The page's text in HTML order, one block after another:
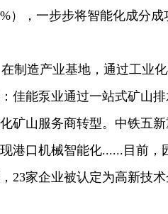
），一步步将智能化成分
制造产业基地，通过工业
佳能泵业通过一站式矿山
矿山服务商转型。中铁五
港口机械智能化......目前，
23家企业被认定为高新技术